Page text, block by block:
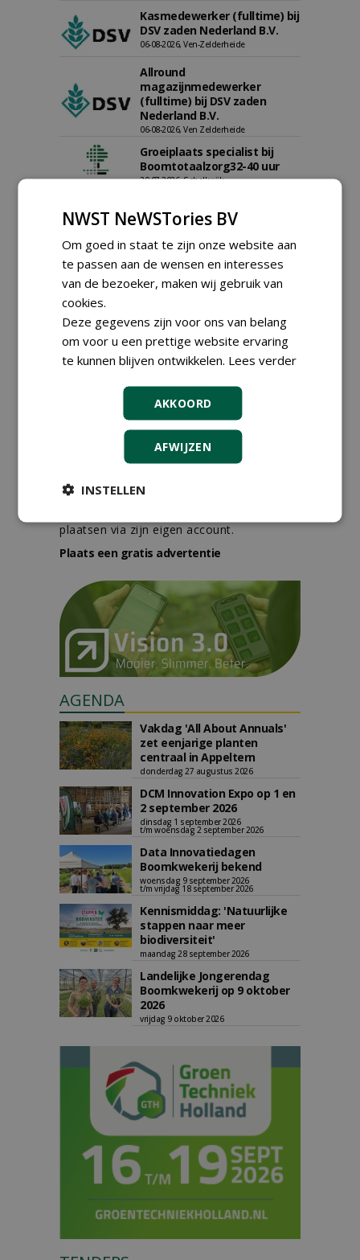
Kasmedewerker (fulltime) bij
DSV zaden Nederland B.V.
06-08-2026, Ven-Zelderheide
Allround
magazijnmedewerker
(fulltime) bij DSV zaden
Nederland B.V.
06-08-2026, Ven Zelderheide
Groeiplaats specialist bij
Boomtotaalzorg32-40 uur
30-07-2026, Schalkwijk
Boominspecteur bij
Boomtotaalzorg24-40 uur
Hoofdgreenkeeper (m/v)
Golfbaan KralingenOosthoek
groepRotterdam
meer Groene Banen
GREEN OUTLET
plaatsen via zijn eigen account.
Plaats een gratis advertentie
AGENDA
Vakdag 'All About Annuals'
zet eenjarige planten
centraal in Appeltern
donderdag 27 augustus 2026
DCM Innovation Expo op 1 en
2 september 2026
dinsdag 1 september 2026
t/m woensdag 2 september 2026
Data Innovatiedagen
Boomkwekerij bekend
woensdag 9 september 2026
t/m vrijdag 18 september 2026
Kennismiddag: 'Natuurlijke
stappen naar meer
biodiversiteit'
maandag 28 september 2026
Landelijke Jongerendag
Boomkwekerij op 9 oktober
2026
vrijdag 9 oktober 2026
NWST NeWSTories BV
Om goed in staat te zijn onze website aan
te passen aan de wensen en interesses
van de bezoeker, maken wij gebruik van
cookies.
Deze gegevens zijn voor ons van belang
om voor u een prettige website ervaring
te kunnen blijven ontwikkelen. Lees verder
AKKOORD
AFWIJZEN
INSTELLEN